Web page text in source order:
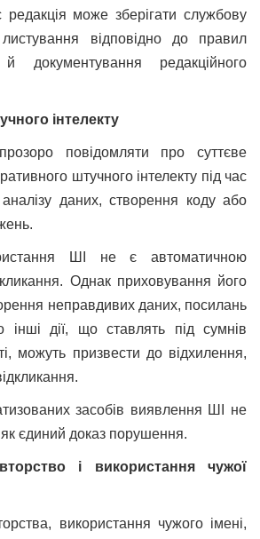
редакція може зберігати службову
відповідно до правил
й документування редакційного
інтелекту
повідомляти про суттєве
штучного інтелекту під час
аналізу даних, створення коду або
ШІ не є автоматичною
Однак приховування його
неправдивих даних, посилань
дії, що ставлять під сумнів
можуть призвести до відхилення,
засобів виявлення ШІ не
єдиний доказ порушення.
і використання чужої
використання чужого імені,